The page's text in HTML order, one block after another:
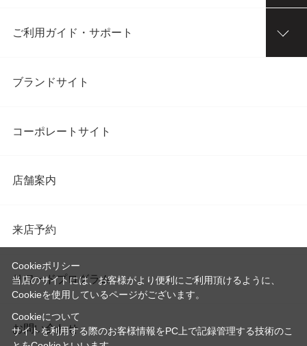
ご利用ガイド・サポート
ブランドサイト
コーポレートサイト
店舗案内
来店予約
リワードプログラム
お問い合わせ
Cookieポリシー
当店のサイトには、お客様がより便利にご利用頂けるように、
Cookieを使用しているページがございます。
Cookieについて
サイトを利用する際のお客様情報をPC上で記録管理する技術のこ